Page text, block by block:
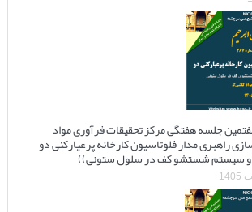
جلسه هفتگی مرکز تحقیقات فرآوری مواد
راهبری مدار فلوتاسیون کارخانه پرعیارکنی دو
سیستم شستشو کف در سلول ستونی))